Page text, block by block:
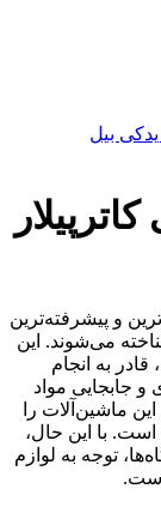
این
مواد
را
حال،
لوازم